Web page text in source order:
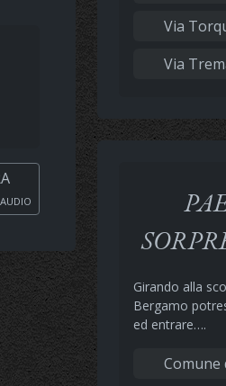
Via
Via
Girando alla
Bergamo
ed entrare….
Comune